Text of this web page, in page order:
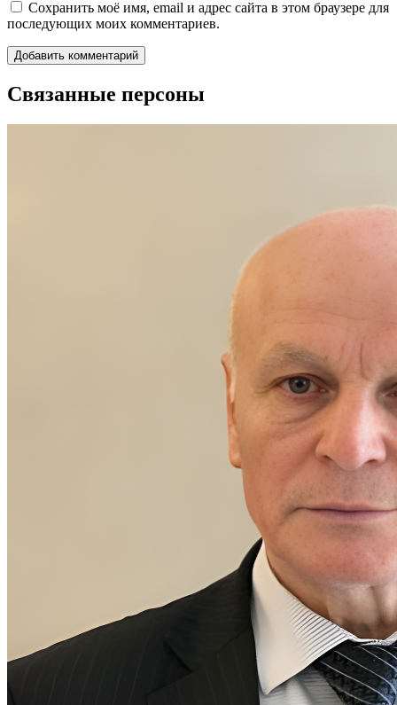
Сохранить моё имя, email и адрес сайта в этом браузере для
последующих моих комментариев.
Связанные персоны